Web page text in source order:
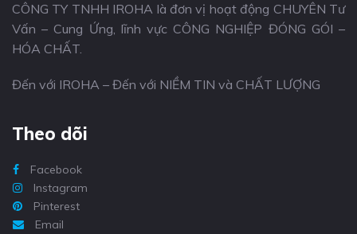
CÔNG TY TNHH IROHA là đơn vị hoạt động CHUYÊN Tư
Vấn – Cung Ứng, lĩnh vực CÔNG NGHIỆP ĐÓNG GÓI –
HÓA CHẤT.
Đến với IROHA – Đến với NIỀM TIN và CHẤT LƯỢNG
Theo dõi
Facebook
Instagram
Pinterest
Email